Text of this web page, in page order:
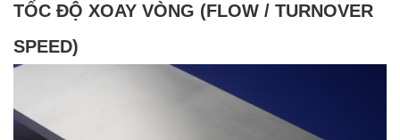
TỐC ĐỘ XOAY VÒNG (FLOW / TURNOVER
SPEED)